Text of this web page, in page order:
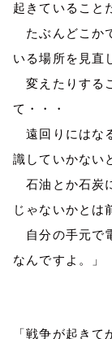
起きていること
たぶんどこか
いる場所を見直
変えたりする
て・・・
遠回りにはな
識していかない
石油とか石炭
じゃないかとは
自分の手元で
なんですよ。」
「戦争が起き